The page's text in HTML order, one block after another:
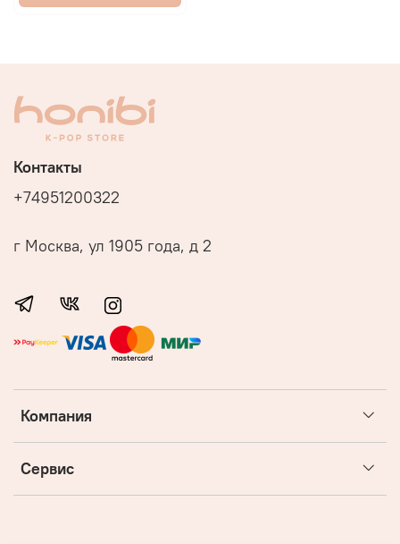
Компания
Сервис
Контакты
+74951200322
г Москва, ул 1905 года, д 2